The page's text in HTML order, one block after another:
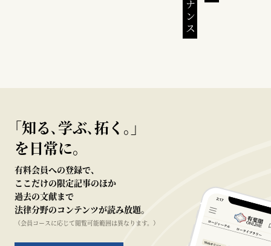
｢知る､学ぶ､拓く｡｣
を日常に。
有料会員への登録で、
ここだけの限定記事のほか
過去の文献まで
法律分野のコンテンツが読み放題。
（会員コースに応じて閲覧可能範囲は異なります。）